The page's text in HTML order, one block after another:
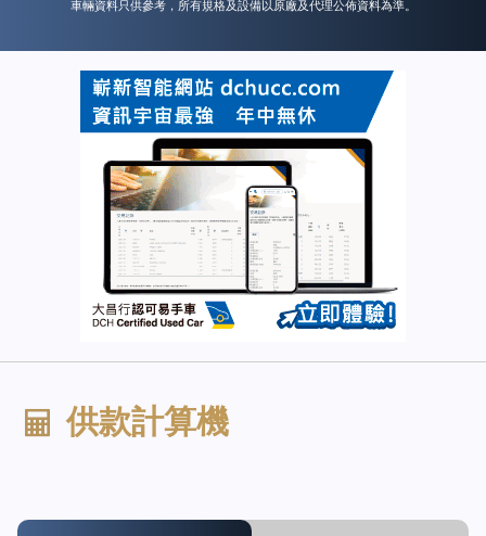
車輛資料只供參考，所有規格及設備以原廠及代理公佈資料為準。
供款計算機